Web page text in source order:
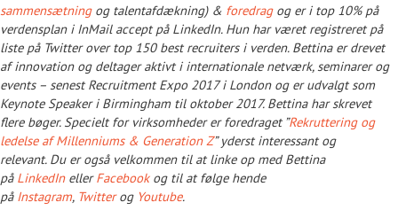
sammensætningog talentafdækning) & foredragog er i top 10% på
verdensplan i InMail accept på LinkedIn. Hun har været registreret på
liste på Twitter over top 150 best recruiters i verden. Bettina er drevet
af innovation og deltager aktivt i internationale netværk, seminarer og
events – senest Recruitment Expo 2017 i London og er udvalgt som
Keynote Speaker i Birmingham til oktober 2017. Bettina har skrevet
flere bøger. Specielt for virksomheder er foredraget ”Rekruttering og
ledelse af Millenniums & Generation Z”yderst interessant og
relevant. Du er også velkommen til at linke op med Bettina
på LinkedInellerFacebookog til at følge hende
på Instagram, Twitterog Youtube.